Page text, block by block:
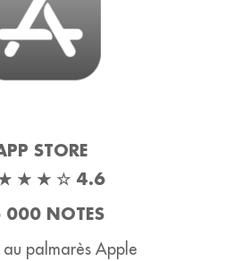
STORE
★ ★ ☆ 4.6
000 NOTES
au palmarès Apple